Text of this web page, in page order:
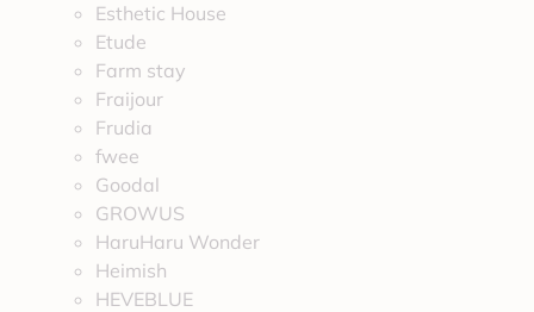
Esthetic House
Etude
Farm stay
Fraijour
Frudia
fwee
Goodal
GROWUS
HaruHaru Wonder
Heimish
HEVEBLUE